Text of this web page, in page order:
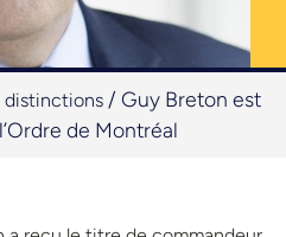
distinctions / Guy Breton est
de Montréal